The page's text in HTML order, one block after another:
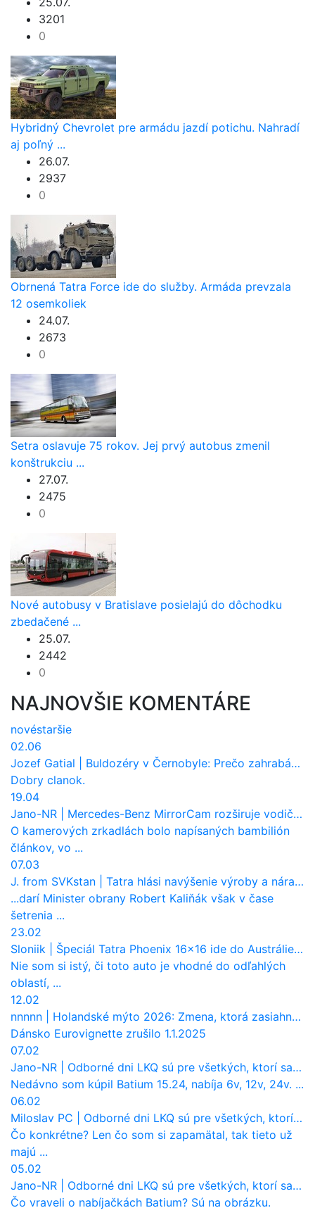
3201
0
Hybridný Chevrolet pre armádu jazdí potichu. Nahradí
aj poľný ...
26.07.
2937
0
Obrnená Tatra Force ide do služby. Armáda prevzala
12 osemkoliek
24.07.
2673
0
Setra oslavuje 75 rokov. Jej prvý autobus zmenil
konštrukciu ...
27.07.
2475
0
Nové autobusy v Bratislave posielajú do dôchodku
zbedačené ...
25.07.
2442
0
NAJNOVŠIE KOMENTÁRE
novéstaršie
02.06
Jozef Gatial
Buldozéry v Černobyle: Prečo zahrabávali Červený les pod zem?
Dobry clanok.
19.04
Jano-NR
Mercedes-Benz MirrorCam rozširuje vodičovi výhľad a uberá autobusom odpor vzduchu
O kamerových zrkadlách bolo napísaných bambilión
článkov, vo ...
07.03
J. from SVKstan
Tatra hlási navýšenie výroby a nárast tržieb. Ktorí odberatelia sú kľúčoví?
...darí Minister obrany Robert Kaliňák však v čase
šetrenia ...
23.02
Sloniik
Špeciál Tatra Phoenix 16×16 ide do Austrálie. Na čo bude slúžiť?
Nie som si istý, či toto auto je vhodné do odľahlých
oblastí, ...
12.02
nnnnn
Holandské mýto 2026: Zmena, ktorá zasiahne slovenských dopravcov
Dánsko Eurovignette zrušilo 1.1.2025
07.02
Jano-NR
Odborné dni LKQ sú pre všetkých, ktorí sa chcú dozvedieť niečo viac
Nedávno som kúpil Batium 15.24, nabíja 6v, 12v, 24v. ...
06.02
Miloslav PC
Odborné dni LKQ sú pre všetkých, ktorí sa chcú dozvedieť niečo viac
Čo konkrétne? Len čo som si zapamätal, tak tieto už
majú ...
05.02
Jano-NR
Odborné dni LKQ sú pre všetkých, ktorí sa chcú dozvedieť niečo viac
Čo vraveli o nabíjačkách Batium? Sú na obrázku.